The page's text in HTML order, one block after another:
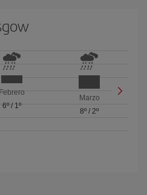
Febrero
6º/ 1º
Marzo
8º /2º